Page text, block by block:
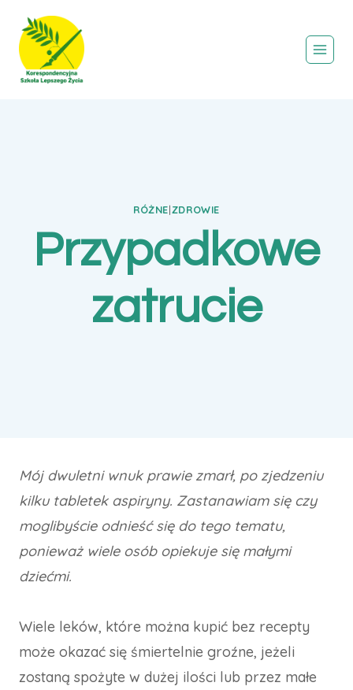
Przejdź
treści
RÓŻNE|ZDROWIE
Przypadkowe
zatrucie
Mój dwuletni wnuk prawie zmarł, po zjedzeniu
kilku tabletek aspiryny. Zastanawiam się czy
moglibyście odnieść się do tego tematu,
ponieważ wiele osób opiekuje się małymi
dziećmi.
Wiele leków, które można kupić bez recepty
może okazać się śmiertelnie groźne, jeżeli
zostaną spożyte w dużej ilości lub przez małe